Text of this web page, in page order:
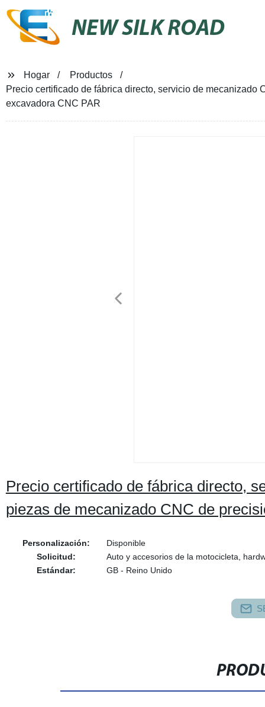
NEW SILK ROAD
Hogar
Productos
Precio certificado de fábrica directo, servicio de
excavadora CNC PAR
Precio certificado de fábrica directo,
piezas de mecanizado CNC de
Personalización:
Disponible
Solicitud:
Auto y accesorios de la motocicleta,
Estándar:
GB - Reino Unido